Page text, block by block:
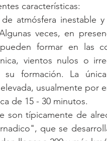
características:
atmósfera inestable
veces, en
formar en las
vientos nulos o
su formación. La
usualmente por
de 15 - 30 minutos.
son típicamente de
que se